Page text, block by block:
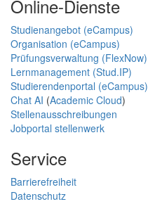
Online-Dienste
Studienangebot (eCampus)
Organisation (eCampus)
Prüfungsverwaltung (FlexNow)
Lernmanagement (Stud.IP)
Studierendenportal (eCampus)
Chat AI (Academic Cloud)
Stellenausschreibungen
Jobportal stellenwerk
Service
Barrierefreiheit
Datenschutz